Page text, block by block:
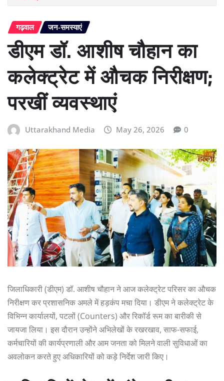
गढ़वाल जन-समस्याएं
डीएम डॉ. आशीष चौहान का
कलेक्ट्रेट में औचक निरीक्षण;
परखीं व्यवस्थाएं
Uttarakhand Media May 26, 2026 0
जिलाधिकारी (डीएम) डॉ. आशीष चौहान ने आज कलेक्ट्रेट परिसर का औचक
निरीक्षण कर प्रशासनिक अमले में हड़कंप मचा दिया। डीएम ने कलेक्ट्रेट के
विभिन्न कार्यालयों, पटलों (Counters) और रिकॉर्ड रूम का बारीकी से
जायजा लिया। इस दौरान उन्होंने अभिलेखों के रखरखाव, साफ-सफाई,
कर्मचारियों की कार्यप्रणाली और आम जनता को मिलने वाली सुविधाओं का
अवलोकन करते हुए अधिकारियों को कड़े निर्देश जारी किए।